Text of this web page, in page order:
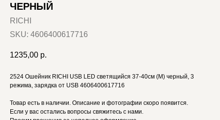
ЧЕРНЫЙ
RICHI
SKU: 4606400617716
1235,00 р.
2524 Ошейник RICHI USB LED светящийся 37-40см (M) черный, 3
режима, зарядка от USB 4606400617716
Товар есть в наличии. Описание и фотографии скоро появится.
Если у вас остались вопросы свяжитесь с нами.